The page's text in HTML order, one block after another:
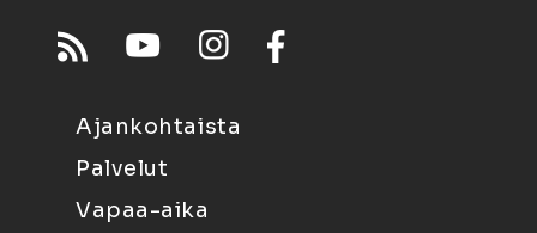
Ajankohtaista
Palvelut
Vapaa-aika